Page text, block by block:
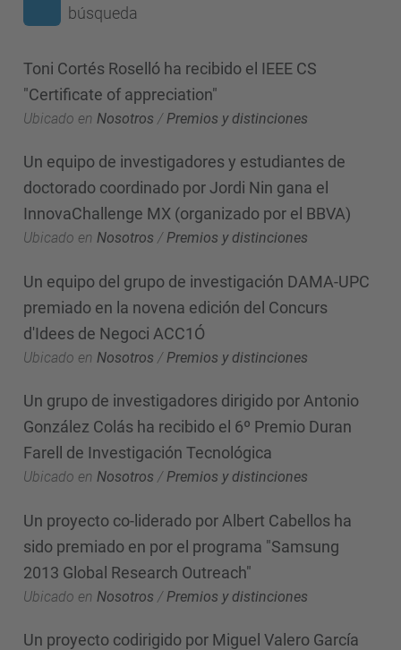
búsqueda
Toni Cortés Roselló ha recibido el IEEE CS
"Certificate of appreciation"
Ubicado en Nosotros / Premios y distinciones
Un equipo de investigadores y estudiantes de
doctorado coordinado por Jordi Nin gana el
InnovaChallenge MX (organizado por el BBVA)
Ubicado en Nosotros /Premios y distinciones
Un equipo del grupo de investigación DAMA-UPC
premiado en la novena edición del Concurs
d'Idees de Negoci ACC1Ó
Ubicado en Nosotros / Premios y distinciones
Un grupo de investigadores dirigido por Antonio
González Colás ha recibido el 6º Premio Duran
Farell de Investigación Tecnológica
Ubicado en Nosotros /Premios y distinciones
Un proyecto co-liderado por Albert Cabellos ha
sido premiado en por el programa "Samsung
2013 Global Research Outreach"
Ubicado en Nosotros / Premios y distinciones
Un proyecto codirigido por Miguel Valero García